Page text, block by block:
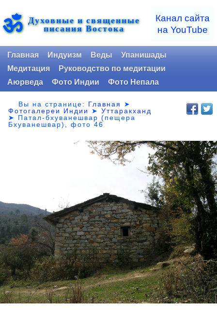
ॐ Духовные и священные
писания Востока
Канал сайта
на YouTube
Главная Индуизм Веды
Упанишады
Медитация
Руководство по медитации
Аюрведа
Фото Индии Фото Непала
Вы на странице: Главная
➤
Фотогалереи Индии
➤Уттаракханд
➤ Патал-бхуванешвар (пещера
Бхуванешвар), фото 46